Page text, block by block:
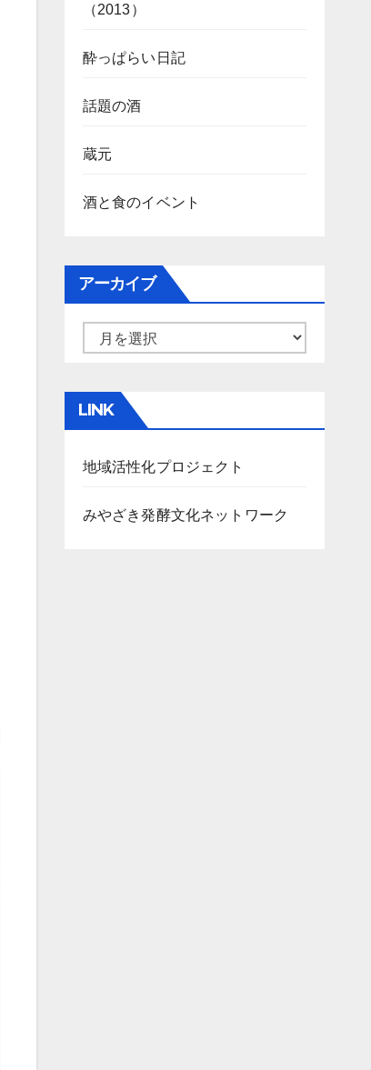
（2013）
酔っぱらい日記
話題の酒
蔵元
酒と食のイベント
アーカイブ
カ
イ
LINK
地域活性化プロジェクト
みやざき発酵文化ネットワーク